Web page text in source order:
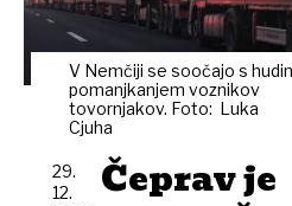
V Nemčiji se soočajo s
pomanjkanjem voznikov
tovornjakov. Foto: Luka
Cjuha
Čeprav je
29.
12.